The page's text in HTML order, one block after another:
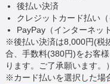
後払い決済
クレジットカード払い
PayPay（インターネッ
※後払い決済は8,000円(税
合、手数料(380円)をお客
ります。ご了承願います。）
※カード払いを選択した場